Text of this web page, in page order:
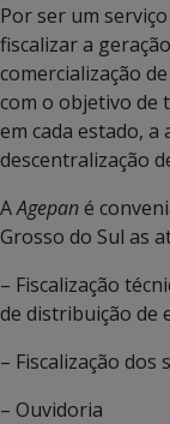
Por ser um
fiscalizar a
comercialização
com o objetivo de
em cada estado,
descentralização
AAgepané
Grosso do Sul as
– Fiscalização
de distribuição de
– Fiscalização dos
– Ouvidoria